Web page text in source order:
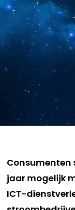
Consumenten
jaar mogelijk
ICT-